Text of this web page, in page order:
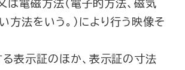
は電磁方法（電子的方法、磁気
法をいう。）により行う映像そ
表示証のほか、表示証の寸法